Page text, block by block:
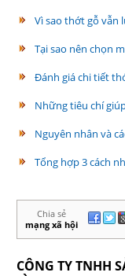
Vì sao thớt gỗ vẫn
Tại sao nên chọn
Đánh giá chi tiết
Những tiêu chí
Nguyên nhân và
Tổng hợp 3 cách
Chia sẻ
mạng xã hội
CÔNG TY TNHH